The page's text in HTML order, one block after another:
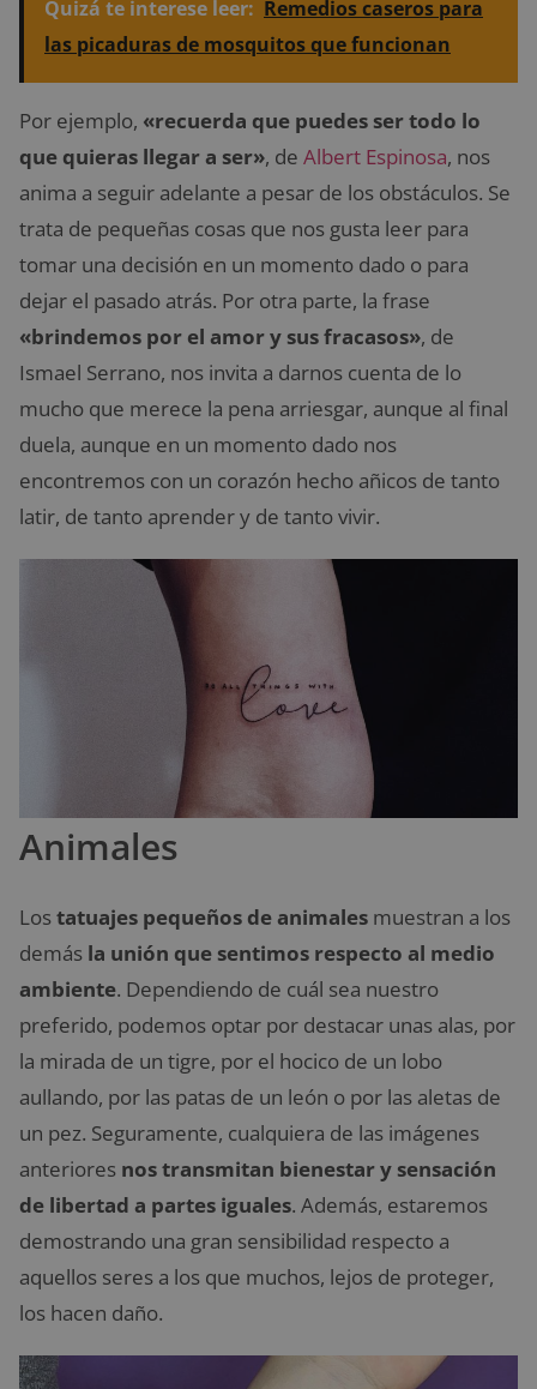
Quizá te interese leer: Remedios caseros para
las picaduras de mosquitos que funcionan
Por ejemplo, «recuerda que puedes ser todo lo
que quieras llegar a ser», de Albert Espinosa, nos
anima a seguir adelante a pesar de los obstáculos. Se
trata de pequeñas cosas que nos gusta leer para
tomar una decisión en un momento dado o para
dejar el pasado atrás. Por otra parte, la frase
«brindemos por el amor y sus fracasos», de
Ismael Serrano, nos invita a darnos cuenta de lo
mucho que merece la pena arriesgar, aunque al final
duela, aunque en un momento dado nos
encontremos con un corazón hecho añicos de tanto
latir, de tanto aprender y de tanto vivir.
Animales
Lostatuajes pequeños de animales muestran a los
demás la unión que sentimos respecto al medio
ambiente. Dependiendo de cuál sea nuestro
preferido, podemos optar por destacar unas alas, por
la mirada de un tigre, por el hocico de un lobo
aullando, por las patas de un león o por las aletas de
un pez. Seguramente, cualquiera de las imágenes
anteriores nos transmitan bienestar y sensación
de libertad a partes iguales. Además, estaremos
demostrando una gran sensibilidad respecto a
aquellos seres a los que muchos, lejos de proteger,
los hacen daño.